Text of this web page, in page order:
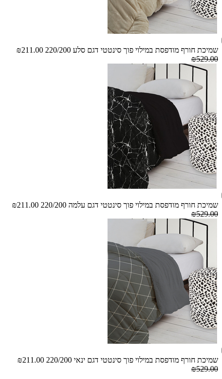
שמיכת חורף מודפסת במילוי פוך סינטטי דגם סלע 220/200
₪211.00
₪529.00
שמיכת חורף מודפסת במילוי פוך סינטטי דגם עלמה 220/200
₪211.00
₪529.00
שמיכת חורף מודפסת במילוי פוך סינטטי דגם ינאי 220/200
₪211.00
₪529.00